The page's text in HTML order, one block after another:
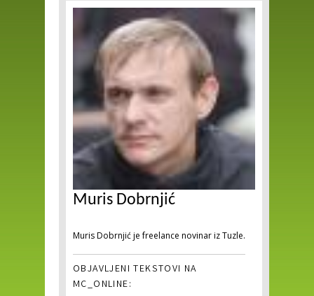
Muris Dobrnjić
Muris Dobrnjić je freelance novinar iz Tuzle.
OBJAVLJENI TEKSTOVI NA
MC_ONLINE: